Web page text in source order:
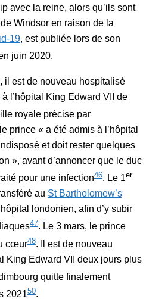
avec la reine, alors qu’ils sont
Windsor en raison de la
19, est publiée lors de son
juin 2020.
il est de nouveau hospitalisé
l’hôpital King Edward VII de
royale précise par
prince « a été admis à l’hôpital
et doit rester quelques
», avant d’annoncer que le duc
pour une infection46. Le 1er
au St Bartholomew’s
londonien, afin d’y subir
47. Le 3 mars, le prince
cœur48. Il est de nouveau
King Edward VII deux jours plus
quitte finalement
202150.